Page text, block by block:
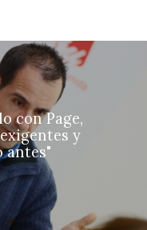
con Page,
y
antes"